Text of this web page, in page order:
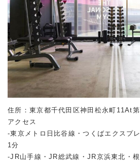
住所：東京都千代田区神田松永町11At
アクセス
-東京メトロ日比谷線・つくばエクスプ
1分
-JR山手線・JR総武線・JR京浜東北・